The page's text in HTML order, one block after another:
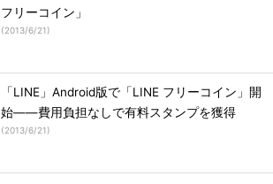
フリーコイン」
(2013/6/21)
「LINE」Android版で「LINE フリーコイン」開
始――費用負担なしで有料スタンプを獲得
(2013/6/21)